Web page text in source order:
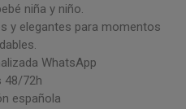
niña y niño.
y elegantes para momentos
WhatsApp
48/72h
española